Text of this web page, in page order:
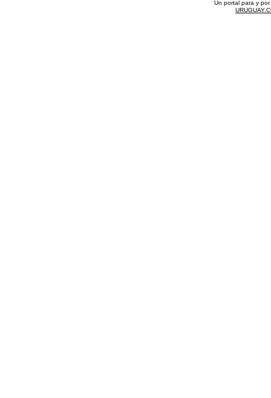
Un portal para y